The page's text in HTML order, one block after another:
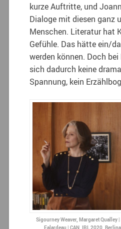
kurze Auftritte, und
Dialoge mit diesen ganz
Menschen. Literatur hat
Gefühle. Das hätte ein/
werden können. Doch
sich dadurch keine
Spannung, kein
Sigourney Weaver, Margaret Qualley
Falardeau | CAN, IRL 2020,